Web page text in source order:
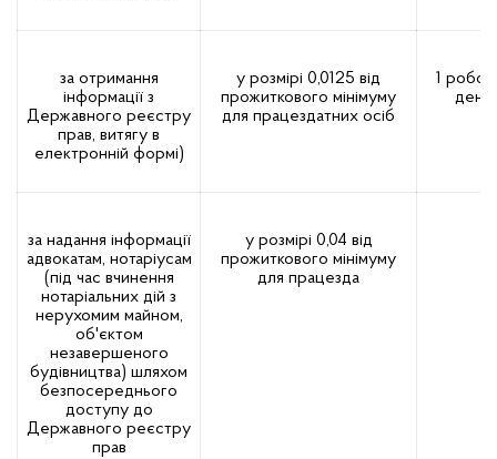
за отримання
інформації з
Державного реєстру
прав, витягу в
електронній формі)
у розмірі 0,0125 від
прожиткового мінімуму
для працездатних осіб
1
день
за надання інформації
адвокатам, нотаріусам
(під час вчинення
нотаріальних дій з
нерухомим майном,
об'єктом
незавершеного
будівництва) шляхом
безпосереднього
доступу до
Державного реєстру
прав
у розмірі 0,04 від
прожиткового мінімуму
для працезда